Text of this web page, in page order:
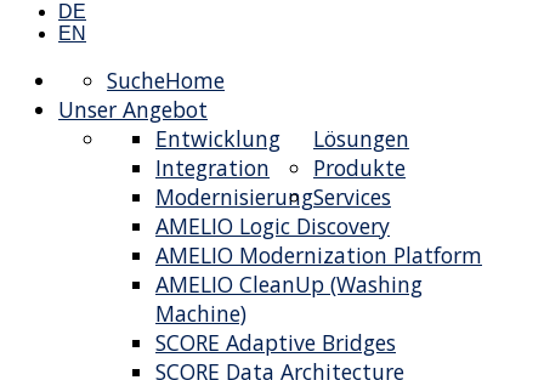
DE
EN
Home
Suche
Unser Angebot
Lösungen
Entwicklung
Integration
Modernisierung
Produkte
AMELIO Logic Discovery
AMELIO Modernization Platform
AMELIO CleanUp (Washing
Machine)
SCORE Adaptive Bridges
SCORE Data Architecture
Services